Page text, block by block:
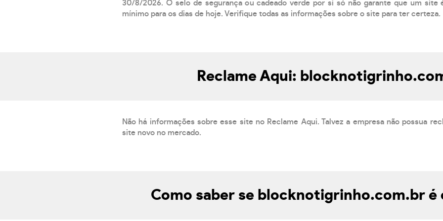
30/8/2026. O selo de segurança ou cadeado verde por si só não garante que um site
mínimo para os dias de hoje. Verifique todas as informações sobre o site para ter certeza.
Reclame Aqui:
Não há informações sobre esse site no Reclame Aqui. Talvez a empresa não possua
site novo no mercado.
Como saber se blocknotigrinho.com.br é